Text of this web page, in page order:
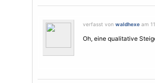
verfasst von waldhexe am
Oh, eine qualitative